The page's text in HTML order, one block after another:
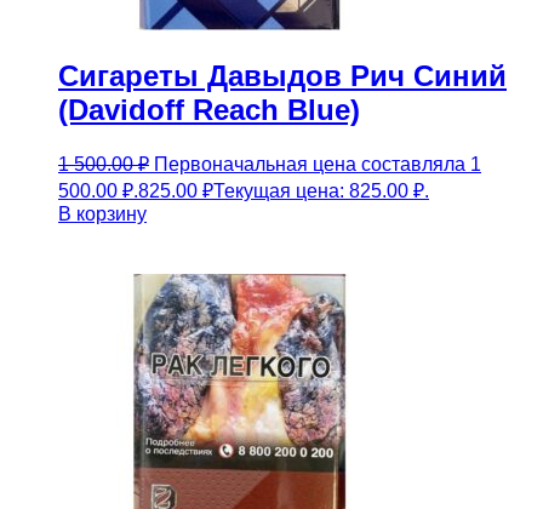
Сигареты Давыдов Рич Синий
(Davidoff Reach Blue)
1 500.00₽ Первоначальная цена составляла 1
500.00 ₽.825.00 ₽Текущая цена: 825.00 ₽.
В корзину